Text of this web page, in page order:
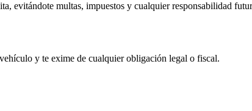
evitándote multas, impuestos y cualquier responsabilidad
y te exime de cualquier obligación legal o fiscal.